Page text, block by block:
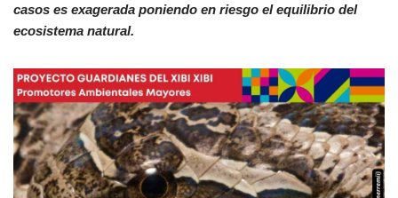
casos es exagerada poniendo en riesgo el equilibrio del
ecosistema natural.